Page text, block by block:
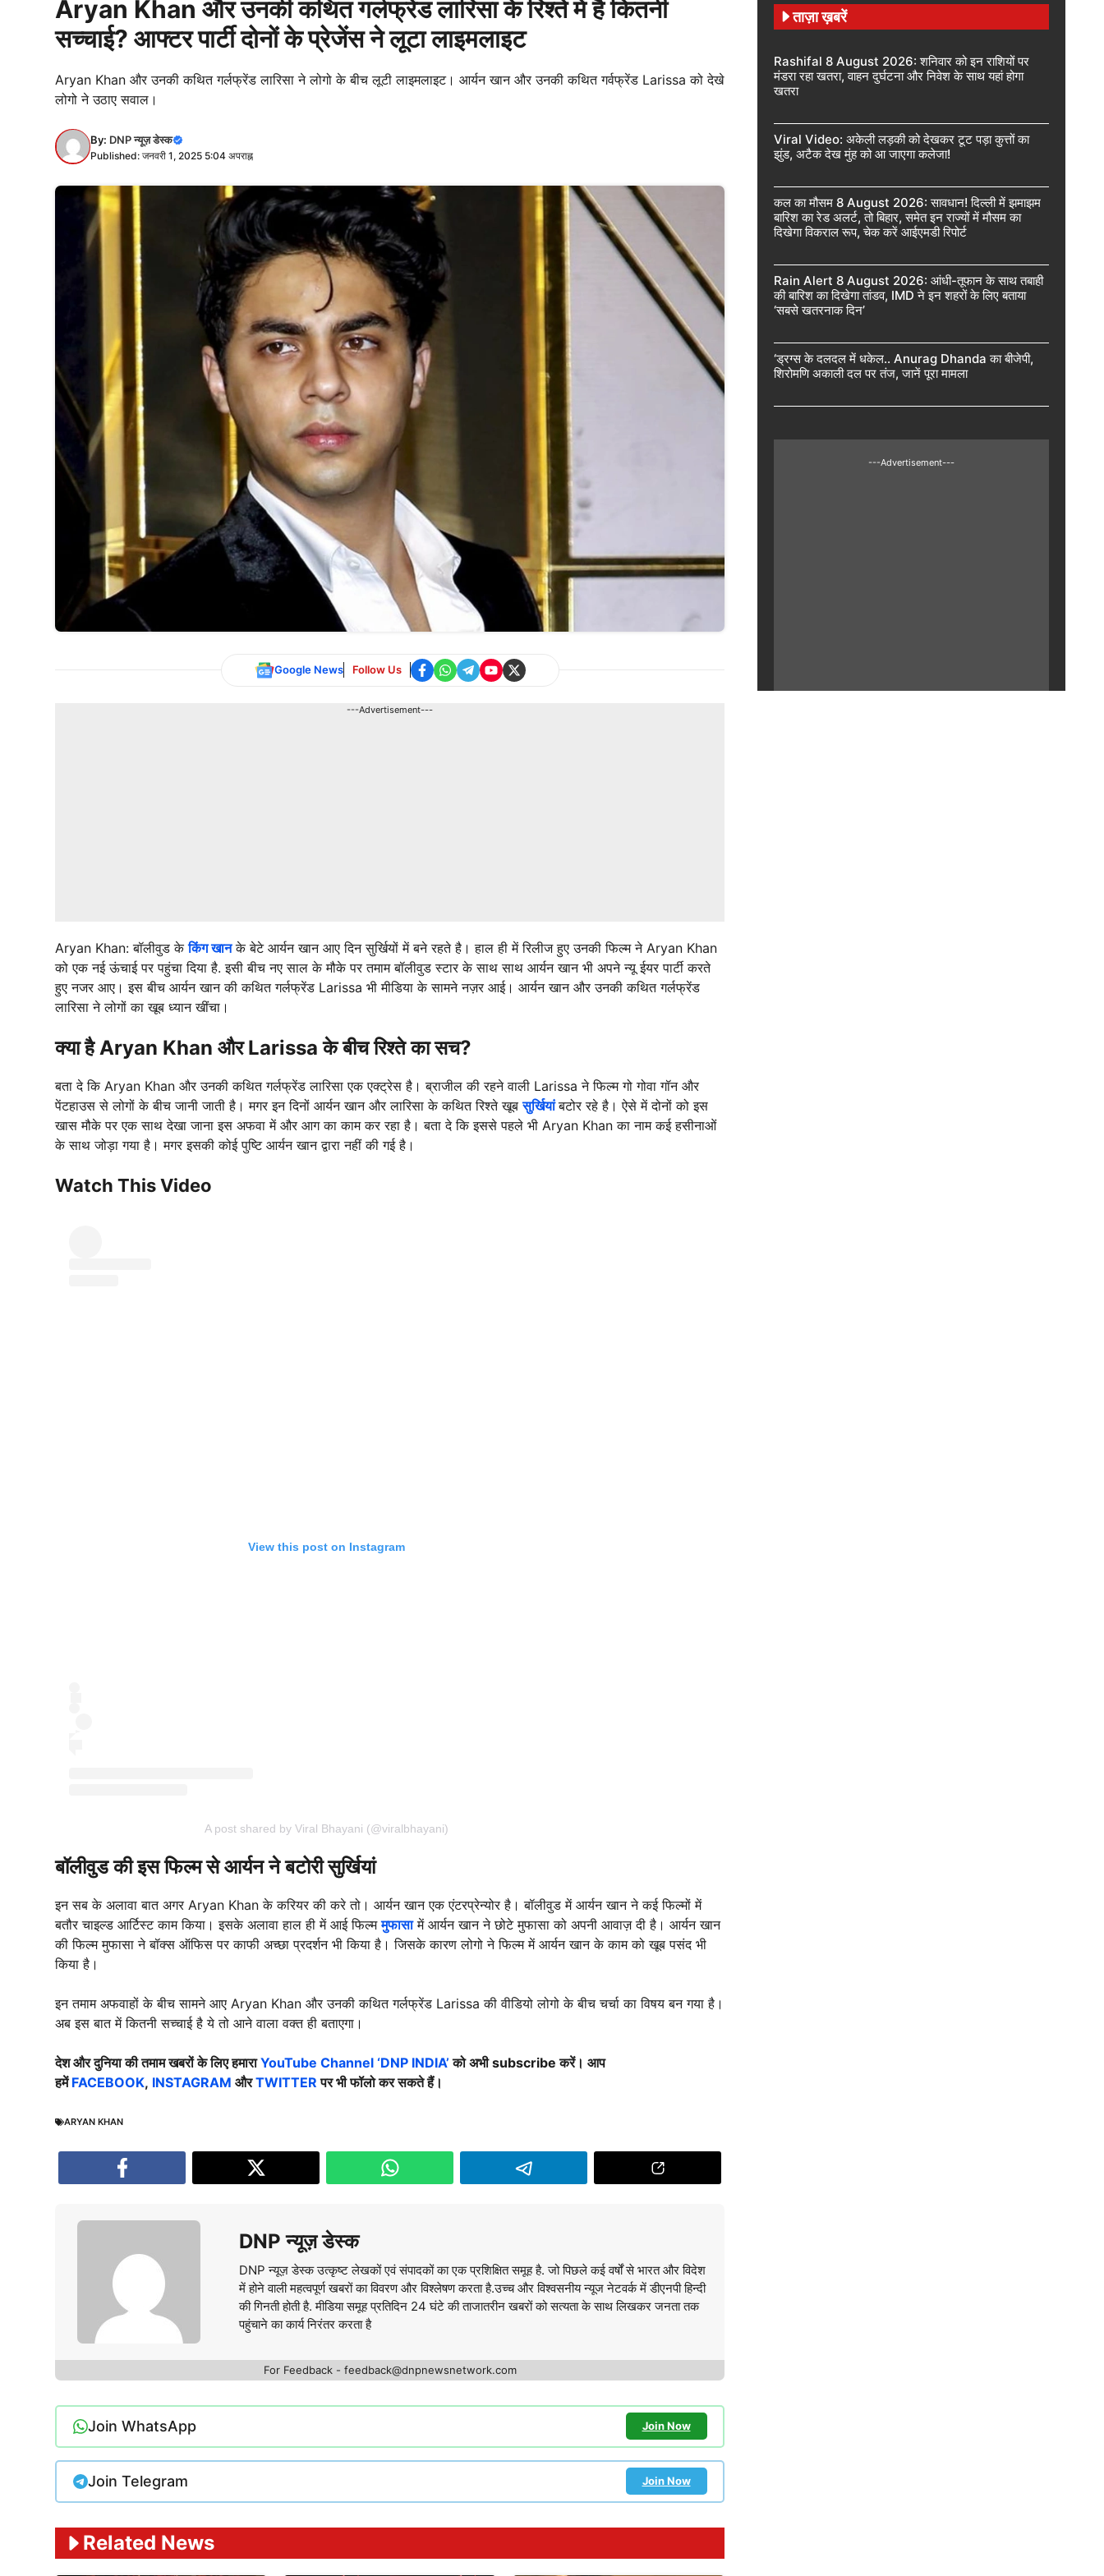
Aryan Khan और उनकी कथित गर्लफ्रेंड लारिसा के रिश्ते में है कितनी
सच्चाई? आफ्टर पार्टी दोनों के प्रेजेंस ने लूटा लाइमलाइट
Aryan Khan और उनकी कथित गर्लफ्रेंड लारिसा ने लोगो के बीच लूटी लाइमलाइट। आर्यन खान और उनकी कथित गर्वफ्रेंड Larissa को देखे
लोगो ने उठाए सवाल।
By: DNP न्यूज़ डेस्क
Published: जनवरी 1, 2025 5:04 अपराह्न
Google News Follow Us
---Advertisement---
Aryan Khan: बॉलीवुड केकिंग खानके बेटे आर्यन खान आए दिन सुर्खियों में बने रहते है। हाल ही में रिलीज हुए उनकी फिल्म ने Aryan Khan
को एक नई ऊंचाई पर पहुंचा दिया है. इसी बीच नए साल के मौके पर तमाम बॉलीवुड स्टार के साथ साथ आर्यन खान भी अपने न्यू ईयर पार्टी करते
हुए नजर आए। इस बीच आर्यन खान की कथित गर्लफ्रेंड Larissa भी मीडिया के सामने नज़र आई। आर्यन खान और उनकी कथित गर्लफ्रेंड
लारिसा ने लोगों का खूब ध्यान खींचा।
क्या है Aryan Khan और Larissa के बीच रिश्ते का सच?
बता दे कि Aryan Khan और उनकी कथित गर्लफ्रेंड लारिसा एक एक्ट्रेस है। ब्राजील की रहने वाली Larissa ने फिल्म गो गोवा गॉन और
पेंटहाउस से लोगों के बीच जानी जाती है। मगर इन दिनों आर्यन खान और लारिसा के कथित रिश्ते खूबसुर्खियांबटोर रहे है। ऐसे में दोनों को इस
खास मौके पर एक साथ देखा जाना इस अफवा में और आग का काम कर रहा है। बता दे कि इससे पहले भी Aryan Khan का नाम कई हसीनाओं
के साथ जोड़ा गया है। मगर इसकी कोई पुष्टि आर्यन खान द्वारा नहीं की गई है।
Watch This Video
View this post on Instagram
A post shared by Viral Bhayani (@viralbhayani)
बॉलीवुड की इस फिल्म से आर्यन ने बटोरी सुर्खियां
इन सब के अलावा बात अगर Aryan Khan के करियर की करे तो। आर्यन खान एक एंटरप्रेन्योर है। बॉलीवुड में आर्यन खान ने कई फिल्मों में
बतौर चाइल्ड आर्टिस्ट काम किया। इसके अलावा हाल ही में आई फिल्ममुफासामें आर्यन खान ने छोटे मुफासा को अपनी आवाज़ दी है। आर्यन खान
की फिल्म मुफासा ने बॉक्स ऑफिस पर काफी अच्छा प्रदर्शन भी किया है। जिसके कारण लोगो ने फिल्म में आर्यन खान के काम को खूब पसंद भी
किया है।
इन तमाम अफवाहों के बीच सामने आए Aryan Khan और उनकी कथित गर्लफ्रेंड Larissa की वीडियो लोगो के बीच चर्चा का विषय बन गया है।
अब इस बात में कितनी सच्चाई है ये तो आने वाला वक्त ही बताएगा।
देश और दुनिया की तमाम खबरों के लिए हमाराYouTube Channel ‘DNP INDIA’ को अभी subscribe करें। आप
हमेंFACEBOOK, INSTAGRAM औरTWITTER पर भी फॉलो कर सकते हैं।
ARYAN KHAN
DNP न्यूज़ डेस्क
DNP न्यूज़ डेस्क उत्कृष्ट लेखकों एवं संपादकों का एक प्रशिक्षित समूह है. जो पिछले कई वर्षों से भारत और विदेश
में होने वाली महत्वपूर्ण खबरों का विवरण और विश्लेषण करता है.उच्च और विश्वसनीय न्यूज नेटवर्क में डीएनपी हिन्दी
की गिनती होती है. मीडिया समूह प्रतिदिन 24 घंटे की ताजातरीन खबरों को सत्यता के साथ लिखकर जनता तक
पहुंचाने का कार्य निरंतर करता है
For Feedback - feedback@dnpnewsnetwork.com
Join WhatsApp Join Now
Join Telegram Join Now
Related News
ताज़ा ख़बरें
Rashifal 8 August 2026: शनिवार को इन राशियों पर
मंडरा रहा खतरा, वाहन दुर्घटना और निवेश के साथ यहां होगा
खतरा
Viral Video: अकेली लड़की को देखकर टूट पड़ा कुत्तों का
झुंड, अटैक देख मुंह को आ जाएगा कलेजा!
कल का मौसम 8 August 2026: सावधान! दिल्ली में झमाझम
बारिश का रेड अलर्ट, तो बिहार, समेत इन राज्यों में मौसम का
दिखेगा विकराल रूप, चेक करें आईएमडी रिपोर्ट
Rain Alert 8 August 2026: आंधी-तूफान के साथ तबाही
की बारिश का दिखेगा तांडव, IMD ने इन शहरों के लिए बताया
‘सबसे खतरनाक दिन’
‘ड्रग्स के दलदल में धकेल.. Anurag Dhanda का बीजेपी,
शिरोमणि अकाली दल पर तंज, जानें पूरा मामला
---Advertisement---